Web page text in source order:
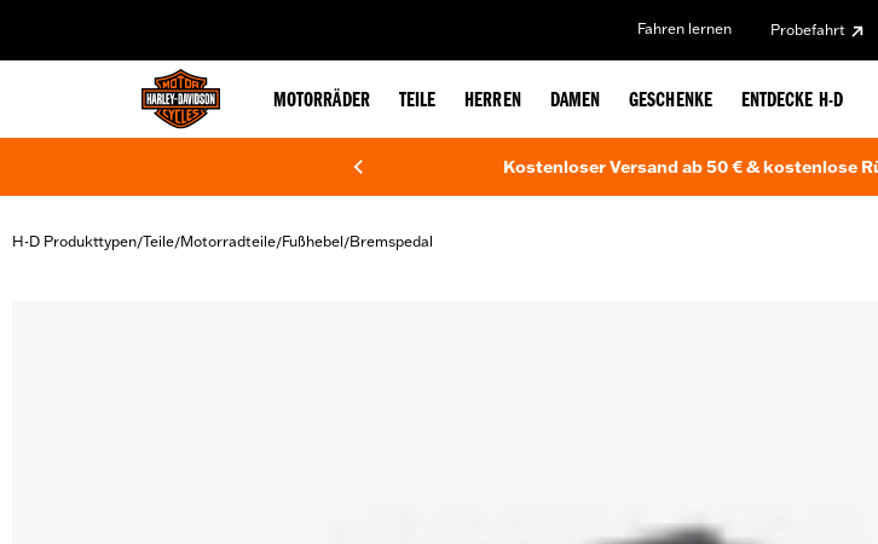
Fahren lernen Probefahrt
MOTORRÄDER TEILE HERREN DAMEN GESCHENKE ENTDECKE H-D
Kostenloser Versand ab 50 € & kostenlose
H-D Produkttypen/Teile/Motorradteile/Fußhebel/Bremspedal